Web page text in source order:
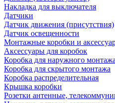
Накладка для выключателя
Датчики
Датчик движения (присутствия)
Датчик освещенности
Монтажные коробки и
Аксессуары для коробок
Коробка для наружного монтажа
Коробка для скрытого монтажа
Коробка распределительная
Крышка коробки
Розетки антенные,